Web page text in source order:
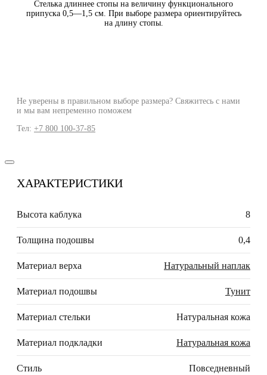
Стелька длиннее стопы на величину функционального
припуска 0,5—1,5 см. При выборе размера ориентируйтесь
на длину стопы.
Не уверены в правильном выборе размера? Свяжитесь с нами
и мы вам непременно поможем
Тел: +7 800 100-37-85
ХАРАКТЕРИСТИКИ
Высота каблука 8
Толщина подошвы 0,4
Материал верха Натуральный наплак
Материал подошвы Тунит
Материал стельки Натуральная кожа
Материал подкладки Натуральная кожа
Стиль Повседневный